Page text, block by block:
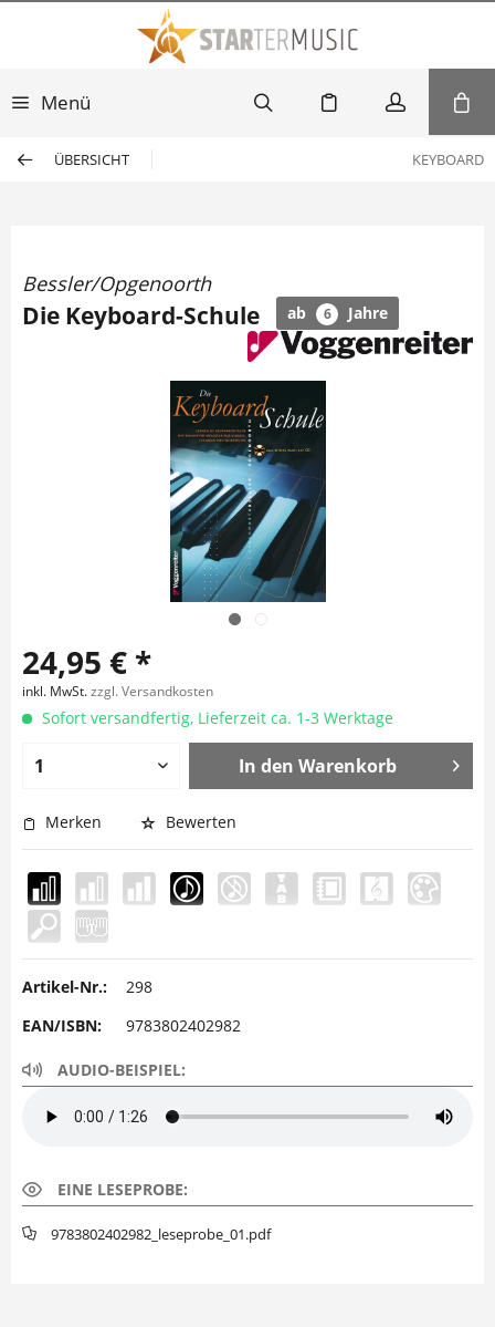
Menü
ÜBERSICHT KEYBOARD
Bessler/Opgenoorth
Die Keyboard-Schule ab 6 Jahre
24,95 € *
inkl. MwSt.zzgl. Versandkosten
Sofort versandfertig, Lieferzeit ca. 1-3 Werktage
In den Warenkorb
Merken Bewerten
Artikel-Nr.:
298
EAN/ISBN:
9783802402982
AUDIO-BEISPIEL:
EINE LESEPROBE:
9783802402982_leseprobe_01.pdf